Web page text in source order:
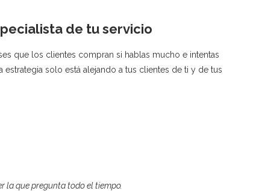
de tu servicio
que los clientes compran si hablas mucho e intentas
solo está alejando a tus clientes de ti y de tus
la que pregunta todo el tiempo.